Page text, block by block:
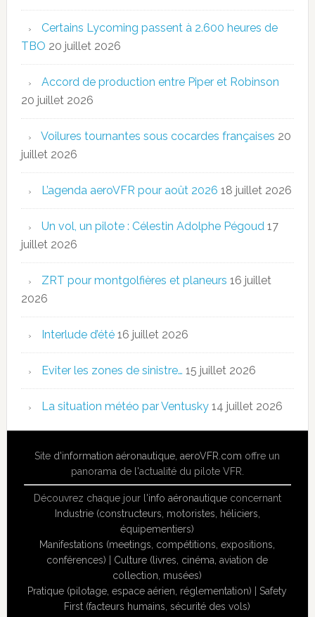
Certains Lycoming passent à 2.600 heures de
TBO 20 juillet 2026
Accord de production entre Piper et Robinson
20 juillet 2026
Voilures tournantes sous cocardes françaises 20
juillet 2026
L’agenda aeroVFR pour août 2026 18 juillet 2026
Un vol, un pilote : Célestin Adolphe Pégoud 17
juillet 2026
ZRT pour montgolfières et planeurs 16 juillet
2026
Interlude d’été 16 juillet 2026
Eviter les zones de sinistre… 15 juillet 2026
La situation météo par Ventusky 14 juillet 2026
Site d'information aéronautique ,aeroVFR.com offre un
panorama de l'actualité du pilote VFR.
Découvrez chaque jour l'info aéronautiqueconcernant
Industrie (constructeurs, motoristes, héliciers,
équipementiers)
Manifestations (meetings, compétitions, expositions,
conférences)
Culture (livres, cinéma, aviation de
collection, musées)
Pratique (pilotage, espace aérien, réglementation) |Safety
First (facteurs humains, sécurité des vols)